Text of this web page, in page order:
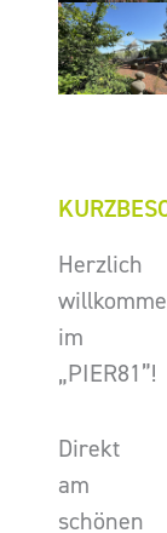
Herzlich
im
„PIER81”!
Direkt
am
schönen